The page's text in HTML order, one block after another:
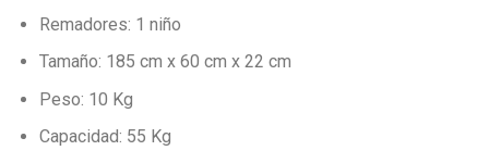
Remadores: 1 niño
Tamaño: 185 cm x 60 cm x 22 cm
Peso: 10 Kg
Capacidad: 55 Kg